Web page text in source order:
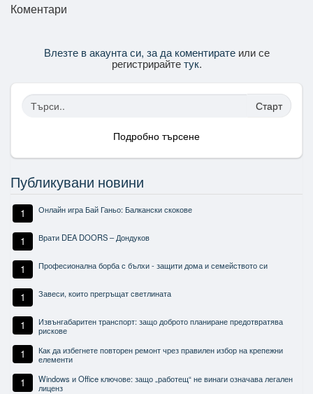
Коментари
Влезте в акаунта си, за да коментиратеили се
регистрирайтетук.
Старт
Подробно търсене
Публикувани новини
1 Онлайн игра Бай Ганьо: Балкански скокове
1 Врати DEA DOORS – Дондуков
1 Професионална борба с бълхи - защити дома и семейството си
1 Завеси, които прегръщат светлината
1
Извънгабаритен транспорт: защо доброто планиране предотвратява
рискове
1
Как да избегнете повторен ремонт чрез правилен избор на крепежни
елементи
1
Windows и Office ключове: защо „работещ“ не винаги означава легален
лиценз